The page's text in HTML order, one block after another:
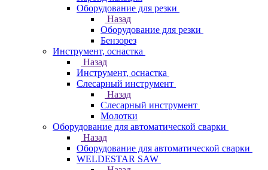
Оборудование для резки
Назад
Оборудование для резки
Бензорез
Инструмент, оснастка
Назад
Инструмент, оснастка
Слесарный инструмент
Назад
Слесарный инструмент
Молотки
Оборудование для автоматической сварки
Назад
Оборудование для автоматической сварки
WELDESTAR SAW